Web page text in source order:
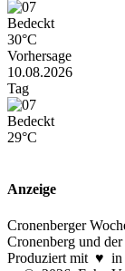
Bedeckt
30°C
Vorhersage
10.08.2026
Tag
Bedeckt
29°C
Anzeige
Cronenberger
Cronenberg und
Produziert mit ♥ in